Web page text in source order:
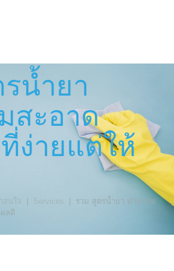
น้ำยา
สะอาด
ง่ายแต่ให้
สนใจ Services
รวม สูตรน้ำยา ทำความ
ลดี